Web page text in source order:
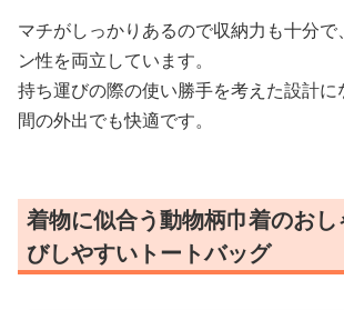
マチがしっかりあるので収納力も十分で
ン性を両立しています。
持ち運びの際の使い勝手を考えた設計
間の外出でも快適です。
着物に似合う動物柄巾着のお
びしやすいトートバッグ